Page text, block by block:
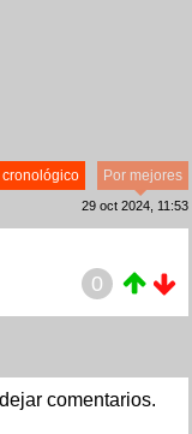
Por mejores
cronológico
29 oct 2024, 11:53
0
comentarios.